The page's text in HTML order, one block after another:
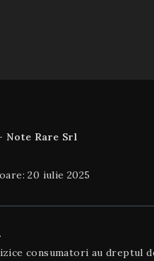
Note Rare Srl
20 iulie 2025
consumatori au dreptul